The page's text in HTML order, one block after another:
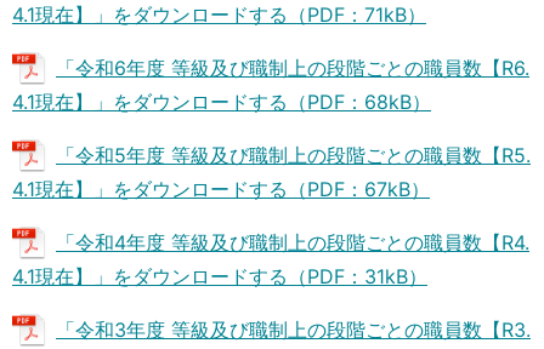
4.1現在】」をダウンロードする（PDF：71kB）
「令和6年度 等級及び職制上の段階ごとの職員数【R6.
4.1現在】」をダウンロードする（PDF：68kB）
「令和5年度 等級及び職制上の段階ごとの職員数【R5.
4.1現在】」をダウンロードする（PDF：67kB）
「令和4年度 等級及び職制上の段階ごとの職員数【R4.
4.1現在】」をダウンロードする（PDF：31kB）
「令和3年度 等級及び職制上の段階ごとの職員数【R3.